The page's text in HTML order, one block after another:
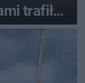
trafiła